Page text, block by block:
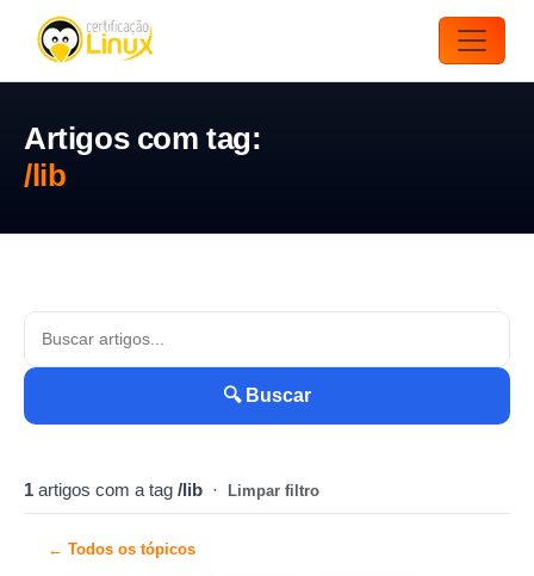
Artigos com tag:
/lib
🔍 Buscar
1 artigos com a tag /lib · Limpar filtro
← Todos os tópicos